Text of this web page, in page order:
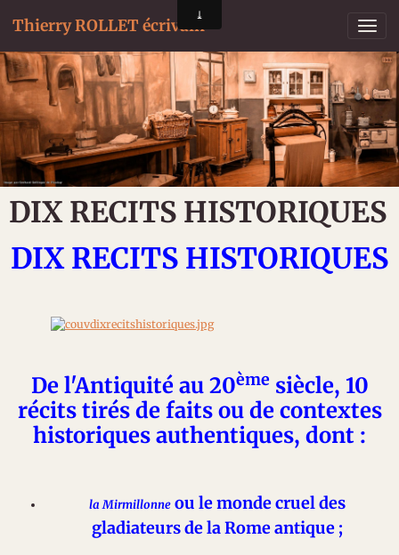
Thierry ROLLET écrivain
DIX RECITS HISTORIQUES
DIX RECITS HISTORIQUES
De l'Antiquité au 20ème siècle, 10
récits tirés de faits ou de contextes
historiques authentiques, dont :
la Mirmillonne ou le monde cruel des
gladiateurs de la Rome antique ;